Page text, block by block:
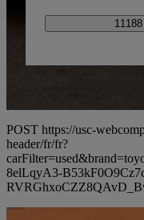
POST https://usc-
header/fr/fr?
8elLqyA3-